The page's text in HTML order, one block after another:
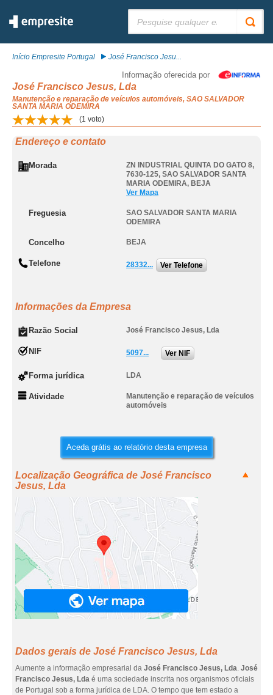
Início Empresite Portugal José Francisco Jesu...
Informação oferecida por
José Francisco Jesus, Lda
Manutenção e reparação de veículos automóveis, SAO SALVADOR
SANTA MARIA ODEMIRA
(1 voto)
Endereço e contato
Morada
ZN INDUSTRIAL QUINTA DO GATO 8,
7630-125, SAO SALVADOR SANTA
MARIA ODEMIRA, BEJA
Ver Mapa
Freguesia
SAO SALVADOR SANTA MARIA
ODEMIRA
Concelho BEJA
Telefone 28332... Ver Telefone
Informações da Empresa
Razão Social José Francisco Jesus, Lda
NIF 5097... Ver NIF
Forma jurídica LDA
Atividade
Manutenção e reparação de veículos
automóveis
Aceda grátis ao relatório desta empresa
Localização Geográfica de José Francisco
Jesus, Lda
Dados gerais de José Francisco Jesus, Lda
Aumente a informação empresarial da José Francisco Jesus, Lda. José
Francisco Jesus, Lda é uma sociedade inscrita nos organismos oficiais
de Portugal sob a forma jurídica de LDA. O tempo que tem estado a